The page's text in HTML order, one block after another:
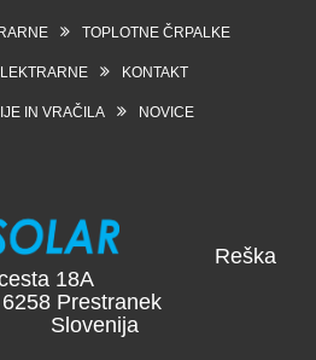
TOPLOTNE ČRPALKE
KONTAKT
IN VRAČILA NOVICE
Reška
18A
Prestranek